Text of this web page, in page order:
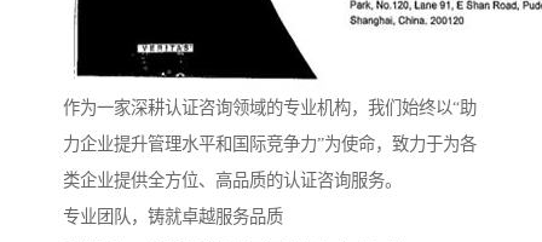
作为一家深耕认证咨询领域的专业机构，我们始终以“助
力企业提升管理水平和国际竞争力”为使命，致力于为各
类企业提供全方位、高品质的认证咨询服务。
专业团队，铸就卓越服务品质